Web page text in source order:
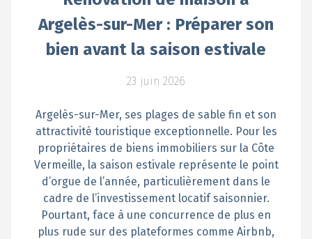
Argelès-sur-Mer : Préparer son
bien avant la saison estivale
23 juin 2026
Argelès-sur-Mer, ses plages de sable fin et son
attractivité touristique exceptionnelle. Pour les
propriétaires de biens immobiliers sur la Côte
Vermeille, la saison estivale représente le point
d’orgue de l’année, particulièrement dans le
cadre de l’investissement locatif saisonnier.
Pourtant, face à une concurrence de plus en
plus rude sur des plateformes comme Airbnb,